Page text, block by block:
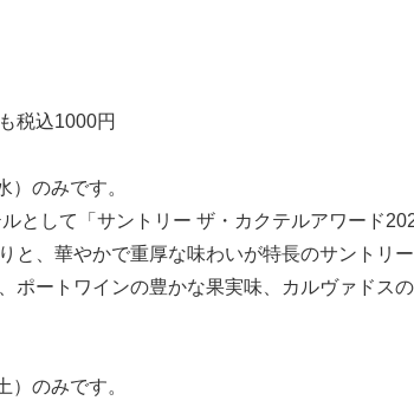
税込1000円
）のみです。
として「サントリー ザ・カクテルアワード
と、華やかで重厚な味わいが特長のサントリ
ポートワインの豊かな果実味、カルヴァドス
）のみです。